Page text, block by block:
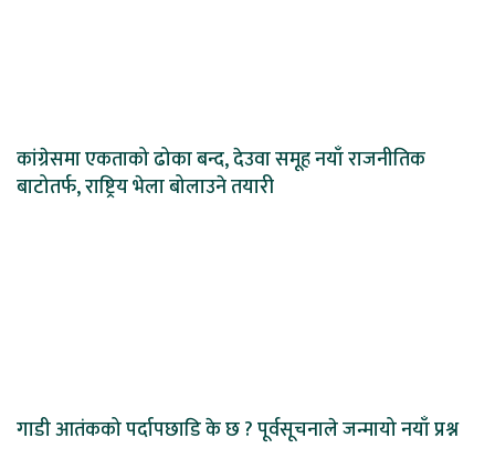
कांग्रेसमा एकताको ढोका बन्द, देउवा समूह नयाँ राजनीतिक
बाटोतर्फ, राष्ट्रिय भेला बोलाउने तयारी
गाडी आतंकको पर्दापछाडि के छ ? पूर्वसूचनाले जन्मायो नयाँ प्रश्न